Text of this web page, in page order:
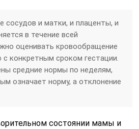
сосудов и матки, и плаценты, и
в течение всей
оценивать кровообращение
с конкретным сроком гестации.
средние нормы по неделям,
означает норму, а отклонение
состоянии мамы и